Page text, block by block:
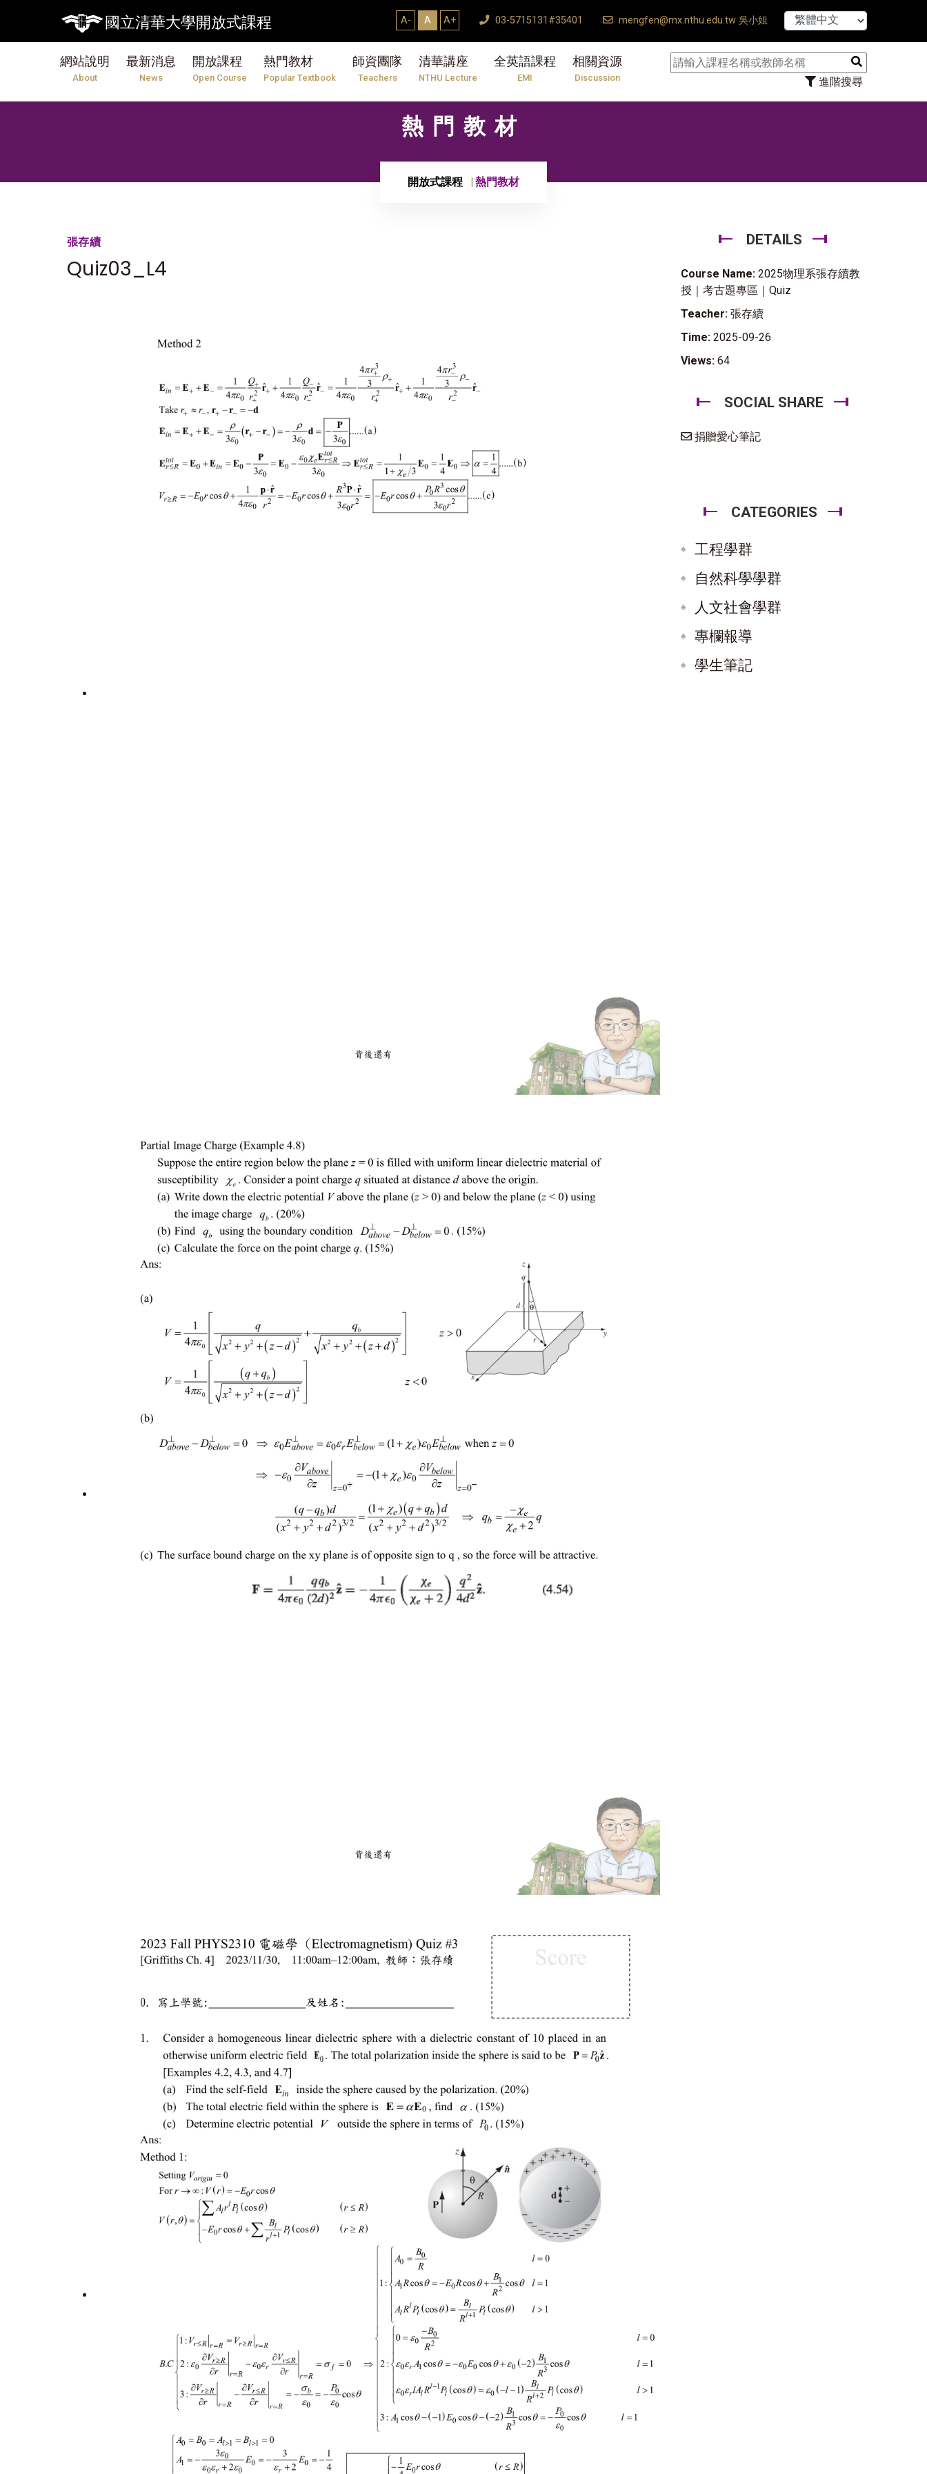
國立清華大學開放式課程 A- A A+ 03-5715131#35401 mengfen@mx.nthu.edu.tw 吳小姐
網站說明
About
最新消息
News
開放課程
Open Course
熱門教材
Popular Textbook
師資團隊
Teachers
清華講座
NTHU Lecture
全英語課程
EMI
相關資源
Discussion 進階搜尋
【7/31】
熱門教材
開放式課程 熱門教材
張存續
Quiz03_L4
DETAILS
Course Name: 2025物理系張存續教
授｜考古題專區｜Quiz
Teacher: 張存續
Time: 2025-09-26
Views: 64
SOCIAL SHARE
捐贈愛心筆記
CATEGORIES
工程學群
自然科學學群
人文社會學群
專欄報導
學生筆記